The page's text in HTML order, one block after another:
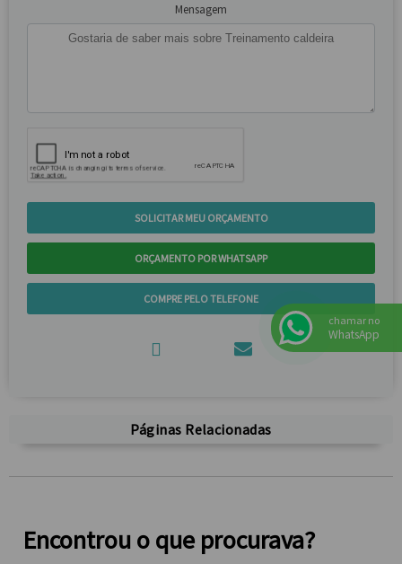
Mensagem
SOLICITAR MEU ORÇAMENTO
ORÇAMENTO POR WHATSAPP
COMPRE PELO TELEFONE
Páginas Relacionadas
Encontrou o que procurava?
chamar no
WhatsApp